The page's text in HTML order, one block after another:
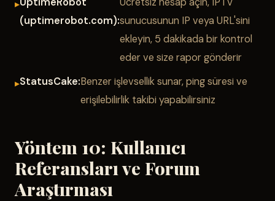
(uptimerobot.com):sunucusunun IP veya URL'sini
ekleyin, 5 dakikada bir kontrol
eder ve size rapor gönderir
StatusCake:Benzer işlevsellik sunar, ping süresi ve
erişilebilirlik takibi yapabilirsiniz
Yöntem 10: Kullanıcı
Referansları ve Forum
Araştırması